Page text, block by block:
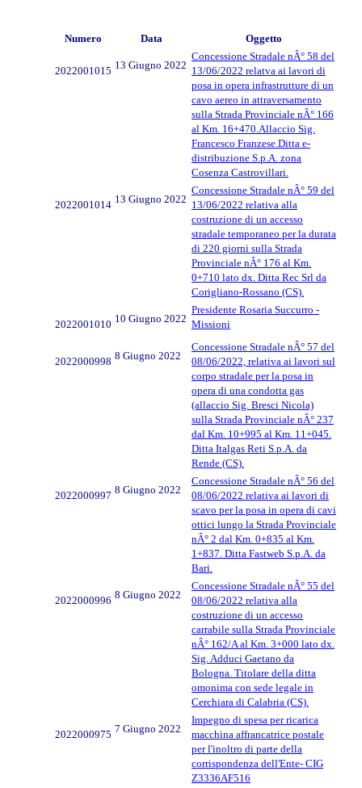
Numero Data Oggetto
2022001015 13 Giugno 2022
Concessione Stradale nÂ° 58 del
13/06/2022 relatva ai lavori di
posa in opera infrastrutture di un
cavo aereo in attraversamento
sulla Strada Provinciale nÂ° 166
al Km. 16+470.Allaccio Sig.
Francesco Franzese.Ditta e-
distribuzione S.p.A. zona
Cosenza Castrovillari.
2022001014 13 Giugno 2022
Concessione Stradale nÂ° 59 del
13/06/2022 relativa alla
costruzione di un accesso
stradale temporaneo per la durata
di 220 giorni sulla Strada
Provinciale nÂ° 176 al Km.
0+710 lato dx. Ditta Rec Srl da
Corigliano-Rossano (CS).
2022001010 10 Giugno 2022
Presidente Rosaria Succurro -
Missioni
2022000998 8 Giugno 2022
Concessione Stradale nÂ° 57 del
08/06/2022, relativa ai lavori sul
corpo stradale per la posa in
opera di una condotta gas
(allaccio Sig. Bresci Nicola)
sulla Strada Provinciale nÂ° 237
dal Km. 10+995 al Km. 11+045.
Ditta Italgas Reti S.p.A. da
Rende (CS).
2022000997 8 Giugno 2022
Concessione Stradale nÂ° 56 del
08/06/2022 relativa ai lavori di
scavo per la posa in opera di cavi
ottici lungo la Strada Provinciale
nÂ° 2 dal Km. 0+835 al Km.
1+837. Ditta Fastweb S.p.A. da
Bari.
2022000996 8 Giugno 2022
Concessione Stradale nÂ° 55 del
08/06/2022 relativa alla
costruzione di un accesso
carrabile sulla Strada Provinciale
nÂ° 162/A al Km. 3+000 lato dx.
Sig. Adduci Gaetano da
Bologna. Titolare della ditta
omonima con sede legale in
Cerchiara di Calabria (CS).
2022000975 7 Giugno 2022
Impegno di spesa per ricarica
macchina affrancatrice postale
per l'inoltro di parte della
corrispondenza dell'Ente- CIG
Z3336AF516